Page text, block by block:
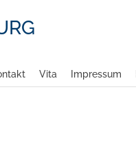
Vita Impressum